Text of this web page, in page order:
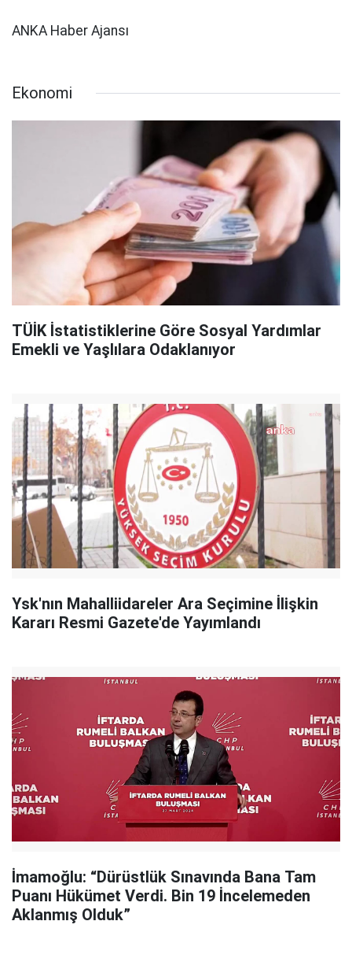
ANKA Haber Ajansı
Ekonomi
TÜİK İstatistiklerine Göre Sosyal Yardımlar
Emekli ve Yaşlılara Odaklanıyor
Ysk'nın Mahalliidareler Ara Seçimine İlişkin
Kararı Resmi Gazete'de Yayımlandı
İmamoğlu: “Dürüstlük Sınavında Bana Tam
Puanı Hükümet Verdi. Bin 19 İncelemeden
Aklanmış Olduk”